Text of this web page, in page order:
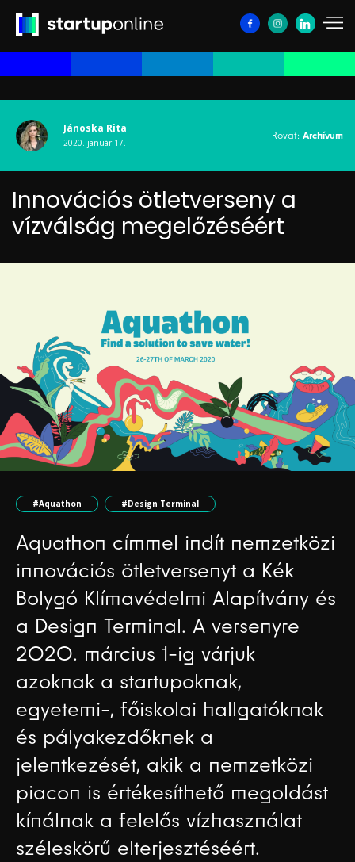
Jánoska Rita
2020. január 17.
Rovat: Archívum
Innovációs ötletverseny a
vízválság megelőzéséért
#Aquathon #Design Terminal
Aquathon címmel indít nemzetközi
innovációs ötletversenyt a Kék
Bolygó Klímavédelmi Alapítvány és
a Design Terminal. A versenyre
2020. március 1-ig várjuk
azoknak a startupoknak,
egyetemi-, főiskolai hallgatóknak
és pályakezdőknek a
jelentkezését, akik a nemzetközi
piacon is értékesíthető megoldást
kínálnak a felelős vízhasználat
széleskörű elterjesztéséért.